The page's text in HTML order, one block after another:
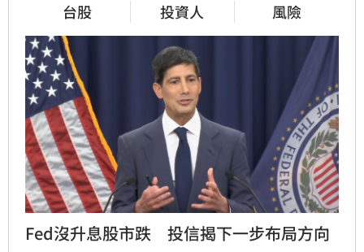
台股 投資人 風險
Fed沒升息股市跌　投信揭下一步布局方向